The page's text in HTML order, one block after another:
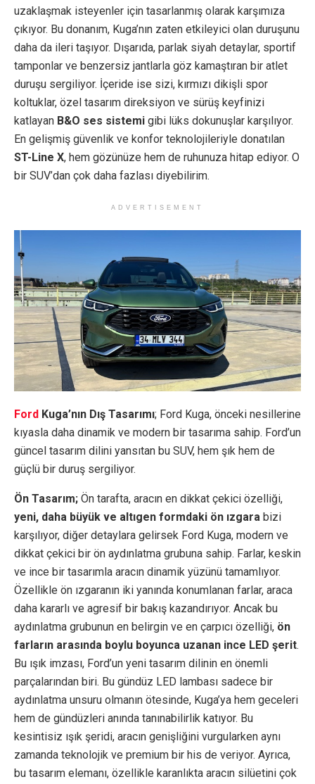
uzaklaşmak isteyenler için tasarlanmış olarak karşımıza
çıkıyor. Bu donanım, Kuga’nın zaten etkileyici olan duruşunu
daha da ileri taşıyor. Dışarıda, parlak siyah detaylar, sportif
tamponlar ve benzersiz jantlarla göz kamaştıran bir atlet
duruşu sergiliyor. İçeride ise sizi, kırmızı dikişli spor
koltuklar, özel tasarım direksiyon ve sürüş keyfinizi
katlayan B&O ses sistemi gibi lüks dokunuşlar karşılıyor.
En gelişmiş güvenlik ve konfor teknolojileriyle donatılan
ST-Line X, hem gözünüze hem de ruhunuza hitap ediyor. O
bir SUV’dan çok daha fazlası diyebilirim.
ADVERTISEMENT
Ford Kuga’nın Dış Tasarımı; Ford Kuga, önceki nesillerine
kıyasla daha dinamik ve modern bir tasarıma sahip. Ford’un
güncel tasarım dilini yansıtan bu SUV, hem şık hem de
güçlü bir duruş sergiliyor.
Ön Tasarım; Ön tarafta, aracın en dikkat çekici özelliği,
yeni, daha büyük ve altıgen formdaki ön ızgara bizi
karşılıyor, diğer detaylara gelirsek Ford Kuga, modern ve
dikkat çekici bir ön aydınlatma grubuna sahip. Farlar, keskin
ve ince bir tasarımla aracın dinamik yüzünü tamamlıyor.
Özellikle ön ızgaranın iki yanında konumlanan farlar, araca
daha kararlı ve agresif bir bakış kazandırıyor. Ancak bu
aydınlatma grubunun en belirgin ve en çarpıcı özelliği, ön
farların arasında boylu boyunca uzanan ince LED şerit.
Bu ışık imzası, Ford’un yeni tasarım dilinin en önemli
parçalarından biri. Bu gündüz LED lambası sadece bir
aydınlatma unsuru olmanın ötesinde, Kuga’ya hem geceleri
hem de gündüzleri anında tanınabilirlik katıyor. Bu
kesintisiz ışık şeridi, aracın genişliğini vurgularken aynı
zamanda teknolojik ve premium bir his de veriyor. Ayrıca,
bu tasarım elemanı, özellikle karanlıkta aracın silüetini çok